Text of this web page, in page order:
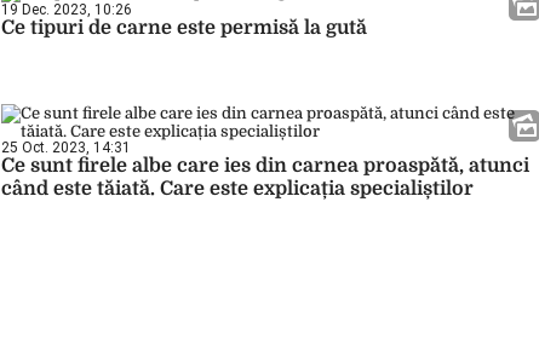
19 Dec. 2023, 10:26
Ce tipuri de carne este permisă la gută
25 Oct. 2023, 14:31
Ce sunt firele albe care ies din carnea proaspătă, atunci
când este tăiată. Care este explicația specialiștilor